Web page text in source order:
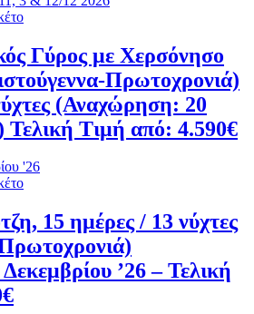
Γύρος με Χερσόνησο
Πρωτοχρονιά)
(Αναχώρηση: 20
Τελική Τιμή από: 4.590€
'26
15 ημέρες / 13 νύχτες
’26 – Τελική